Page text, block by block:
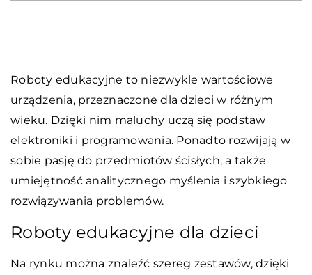
Roboty edukacyjne to niezwykle wartościowe
urządzenia, przeznaczone dla dzieci w różnym
wieku. Dzięki nim maluchy uczą się podstaw
elektroniki i programowania. Ponadto rozwijają w
sobie pasję do przedmiotów ścisłych, a także
umiejętność analitycznego myślenia i szybkiego
rozwiązywania problemów.
Roboty edukacyjne dla dzieci
Na rynku można znaleźć szereg zestawów, dzięki